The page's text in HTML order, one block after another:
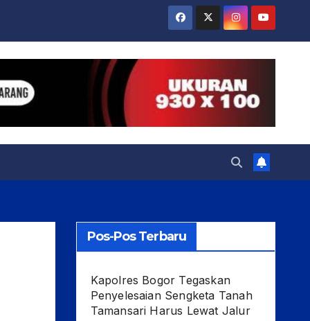
Pos-Pos Terbaru
Kapolres Bogor Tegaskan
Penyelesaian Sengketa Tanah
Tamansari Harus Lewat Jalur